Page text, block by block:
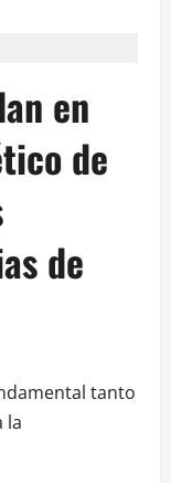
en
de
de
tanto
la